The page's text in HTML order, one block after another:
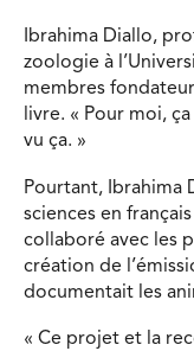
Ibrahima Diallo,
zoologie à
membres
livre. « Pour moi,
vu ça. »
Pourtant, Ibrahima
sciences en
collaboré avec les
création de
documentait les
« Ce projet et la